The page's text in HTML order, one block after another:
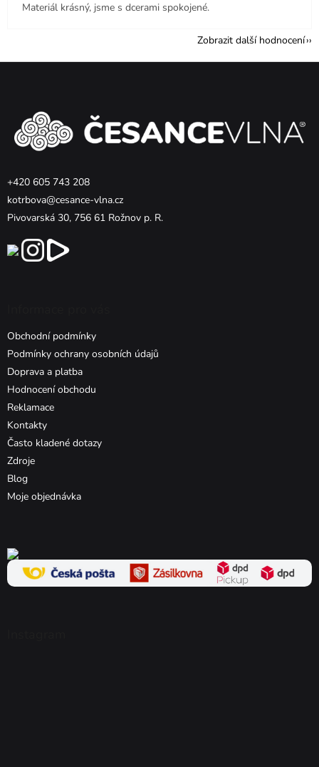
Materiál krásný, jsme s dcerami spokojené.
Zobrazit další hodnocení
Z
+420 605 743 208
kotrbova@cesance-vlna.cz
Pivovarská 30, 756 61 Rožnov p. R.
Obchodní podmínky
Podmínky ochrany osobních údajů
Doprava a platba
Hodnocení obchodu
Reklamace
Kontakty
Často kladené dotazy
Zdroje
Blog
Moje objednávka